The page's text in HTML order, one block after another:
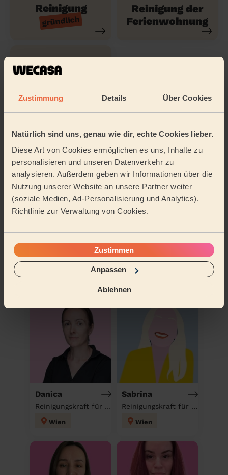
Zustimmung Details Über Cookies
Natürlich sind uns, genau wie dir, echte Cookies lieber.
Diese Art von Cookies ermöglichen es uns, Inhalte zu
personalisieren und unseren Datenverkehr zu
analysieren. Außerdem geben wir Informationen über die
Nutzung unserer Website an unsere Partner weiter
(soziale Medien, Ad-Personalisierung und Analytics).
Richtlinie zur Verwaltung von Cookies.
Zustimmen
Anpassen
Ablehnen
Reinigung
gründlich
Reinigung der
Ferienwohnung
Reinigungsmittel
Tätigkeitsbereich
An meine Adresse buchen
Weitere Pros entdecken
Danica
Reinigungskraft für deinen Haushalt
Wien
Sabrina
Reinigungskraft für deinen Haushalt
Wien